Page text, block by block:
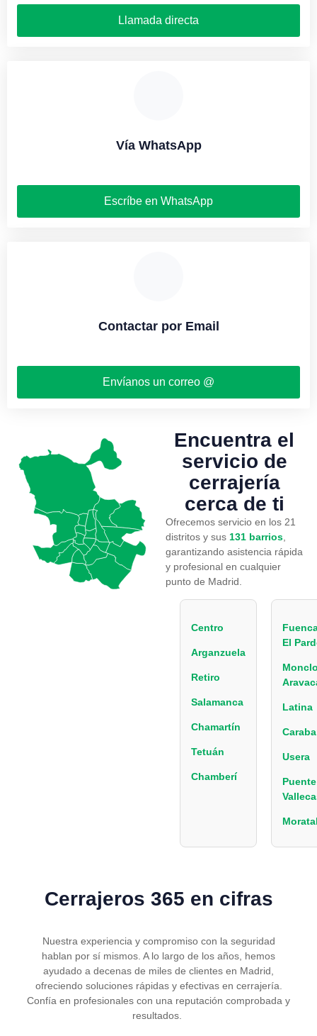
Llamada directa
Vía WhatsApp
Escríbe en WhatsApp
Contactar por Email
Envíanos un correo @
Encuentra el
servicio de
cerrajería
cerca de ti
Ofrecemos servicio en los 21
distritos y sus 131 barrios
garantizando asistencia rápida
y profesional en cualquier
punto de Madrid.
Centro
Arganzuela
Retiro
Salamanca
Chamartín
Tetuán
Chamberí
El
Latina
Usera
Cerrajeros 365 en cifras
Nuestra experiencia y compromiso con la seguridad
hablan por sí mismos. A lo largo de los años, hemos
ayudado a decenas de miles de clientes en Madrid,
ofreciendo soluciones rápidas y efectivas en cerrajería.
Confía en profesionales con una reputación comprobada y
resultados.